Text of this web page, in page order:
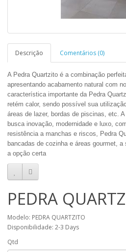
Descrição Comentários (0)
A Pedra Quartzito é a combinação
apresentando acabamento natural com
característica importante da Pedra
retém calor, sendo possível sua
áreas de lazer, bordas de piscinas, etc.
busca inovação, modernidade e luxo,
resistência a manchas e riscos, Pedra
bancadas de cozinha e áreas gourmet,
a opção certa
PEDRA
Modelo: PEDRA QUARTZITO
Disponibilidade: 2-3 Days
Qtd